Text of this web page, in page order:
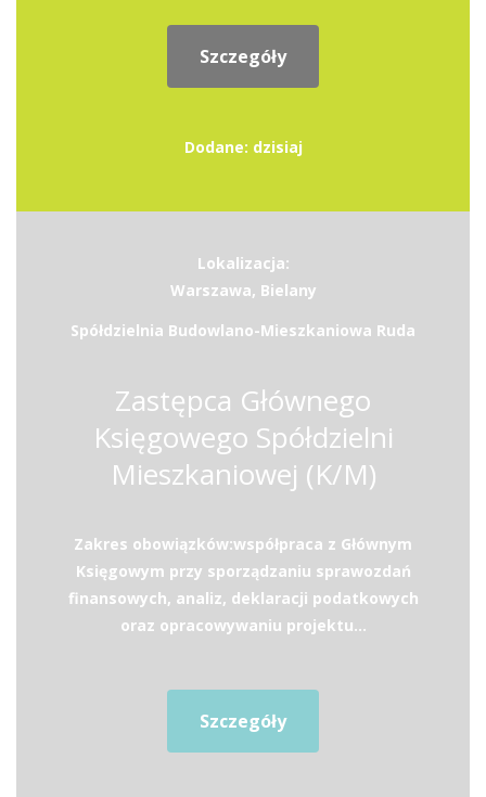
Szczegóły
Dodane: dzisiaj
Lokalizacja:
Warszawa, Bielany
Spółdzielnia Budowlano-Mieszkaniowa Ruda
Zastępca Głównego
Księgowego Spółdzielni
Mieszkaniowej (K/M)
Zakres obowiązków:współpraca z Głównym
Księgowym przy sporządzaniu sprawozdań
finansowych, analiz, deklaracji podatkowych
oraz opracowywaniu projektu...
Szczegóły